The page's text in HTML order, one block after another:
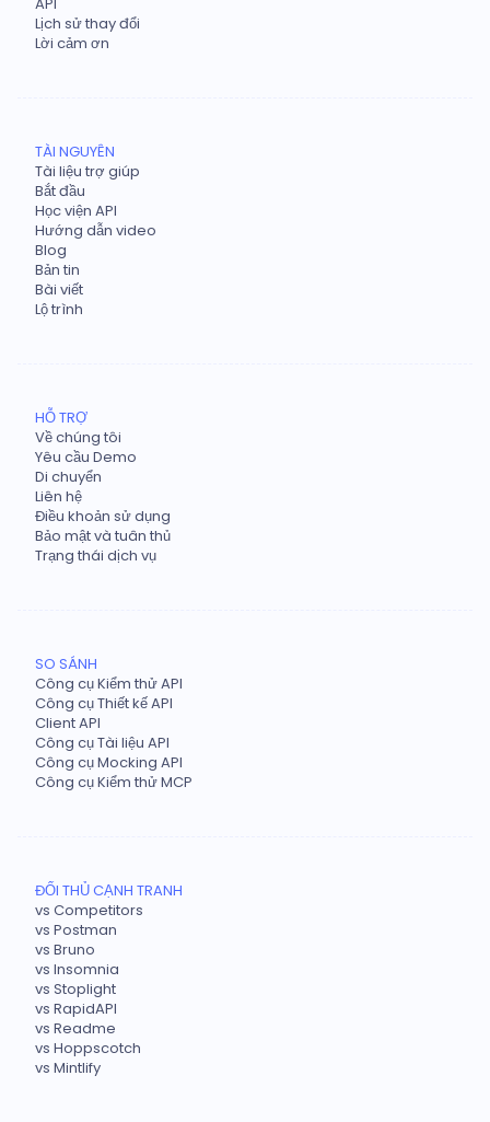
Lịch sử thay đổi
Lời cảm ơn
TÀI NGUYÊN
Tài liệu trợ giúp
Bắt đầu
Học viện API
Hướng dẫn video
Blog
Bản tin
Bài viết
Lộ trình
HỖ TRỢ
Về chúng tôi
Yêu cầu Demo
Di chuyển
Liên hệ
Điều khoản sử dụng
Bảo mật và tuân thủ
Trạng thái dịch vụ
SO SÁNH
Công cụ Kiểm thử API
Công cụ Thiết kế API
Client API
Công cụ Tài liệu API
Công cụ Mocking API
Công cụ Kiểm thử MCP
ĐỐI THỦ CẠNH TRANH
vs Competitors
vs Postman
vs Bruno
vs Insomnia
vs Stoplight
vs RapidAPI
vs Readme
vs Hoppscotch
vs Mintlify